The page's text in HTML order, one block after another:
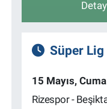
Süper
15 Mayıs, Cuma
Rizespor -